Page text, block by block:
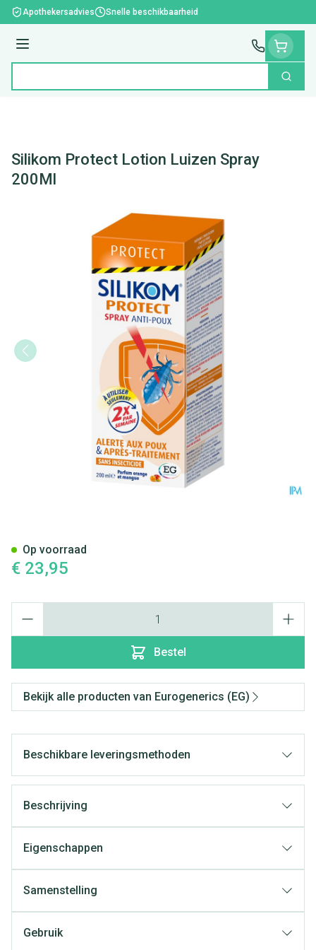
Ga naar de inhoud
Apothekersadvies Snelle beschikbaarheid
Menu
Zoek
Silikom Protect Lotion Luizen Spray
200Ml
€ 23,95
Bestel
Op voorraad
Bekijk alle producten van Eurogenerics (EG)
Beschikbare leveringsmethoden
Beschrijving
Eigenschappen
Samenstelling
Gebruik